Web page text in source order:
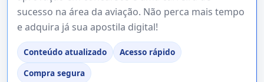
sucesso na área da aviação. Não perca mais tempo
e adquira já sua apostila digital!
Conteúdo atualizado
Acesso rápido
Compra segura